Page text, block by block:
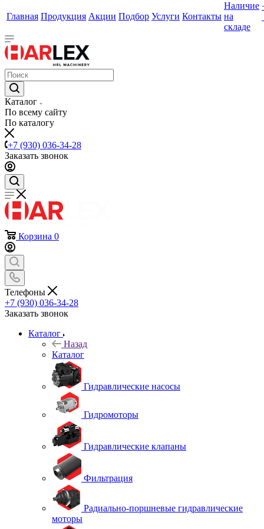
Главная Продукция Акции Подбор Услуги Контакты
Наличие
на
складе
Каталог
По всему сайту
По каталогу
+7 (930) 036-34-28
Заказать звонок
Корзина 0
Телефоны
+7 (930) 036-34-28
Заказать звонок
Каталог
Назад
Каталог
Гидравлические насосы
Гидромоторы
Гидравлические клапаны
Фильтрация
Радиально-поршневые гидравлические
моторы